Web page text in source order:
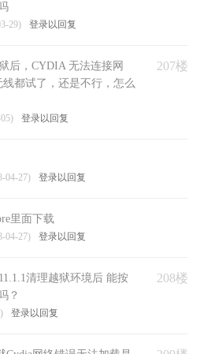
29) 登录以回复
207楼
后，CYDIA 无法连接网
都试了，还是不行，怎么
登录以回复
04-27) 登录以回复
里面下载
04-27) 登录以回复
208楼
清理越狱环境后 能按
？
登录以回复